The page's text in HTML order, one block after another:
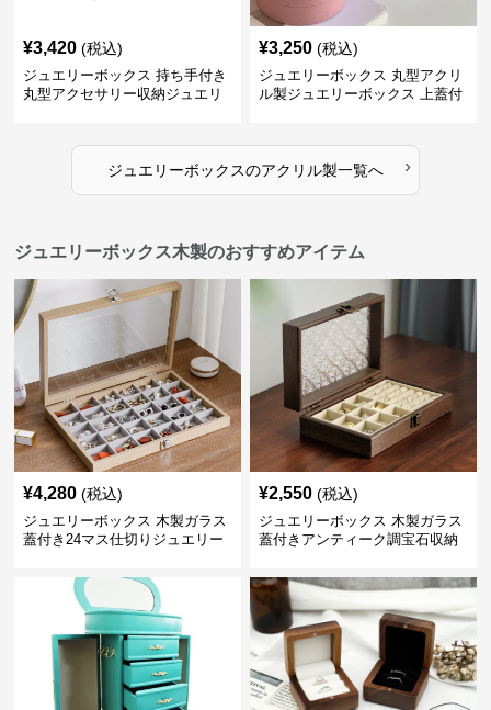
¥3,420 (税込)
ジュエリーボックス 持ち手付き
丸型アクセサリー収納ジュエリ
¥3,250 (税込)
ジュエリーボックス 丸型アクリ
ル製ジュエリーボックス 上蓋付
ジュエリーボックスのアクリル製一覧へ ›
ジュエリーボックス木製のおすすめアイテム
¥4,280 (税込)
ジュエリーボックス 木製ガラス
蓋付き24マス仕切りジュエリー
¥2,550 (税込)
ジュエリーボックス 木製ガラス
蓋付きアンティーク調宝石収納